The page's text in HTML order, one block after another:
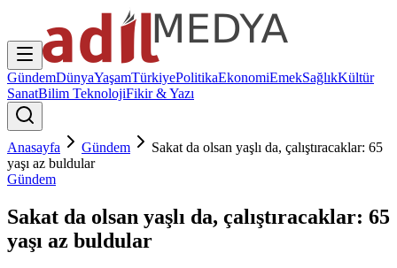
GündemDünyaYaşamTürkiyePolitikaEkonomiEmekSağlıkKültür
SanatBilim TeknolojiFikir & Yazı
Anasayfa Gündem
Sakat da olsan yaşlı da, çalıştıracaklar: 65
yaşı az buldular
Gündem
Sakat da olsan yaşlı da, çalıştıracaklar: 65
yaşı az buldular